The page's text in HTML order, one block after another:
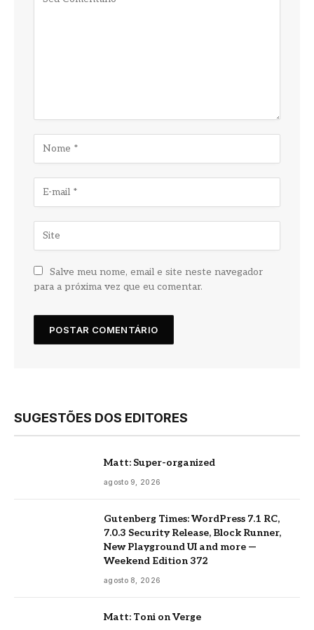
Salve meu nome, email e site neste navegador
para a próxima vez que eu comentar.
SUGESTÕES DOS EDITORES
Matt: Super-organized
agosto 9, 2026
Gutenberg Times: WordPress 7.1 RC,
7.0.3 Security Release, Block Runner,
New Playground UI and more —
Weekend Edition 372
agosto 8, 2026
Matt: Toni on Verge